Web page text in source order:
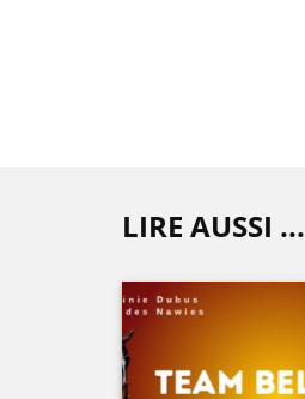
LIRE AUSSI ...